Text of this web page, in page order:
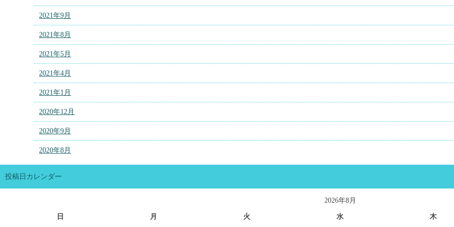
2021年9月
2021年8月
2021年5月
2021年4月
2021年1月
2020年12月
2020年9月
2020年8月
投稿日カレンダー
2026年8月
日 月 火 水 木